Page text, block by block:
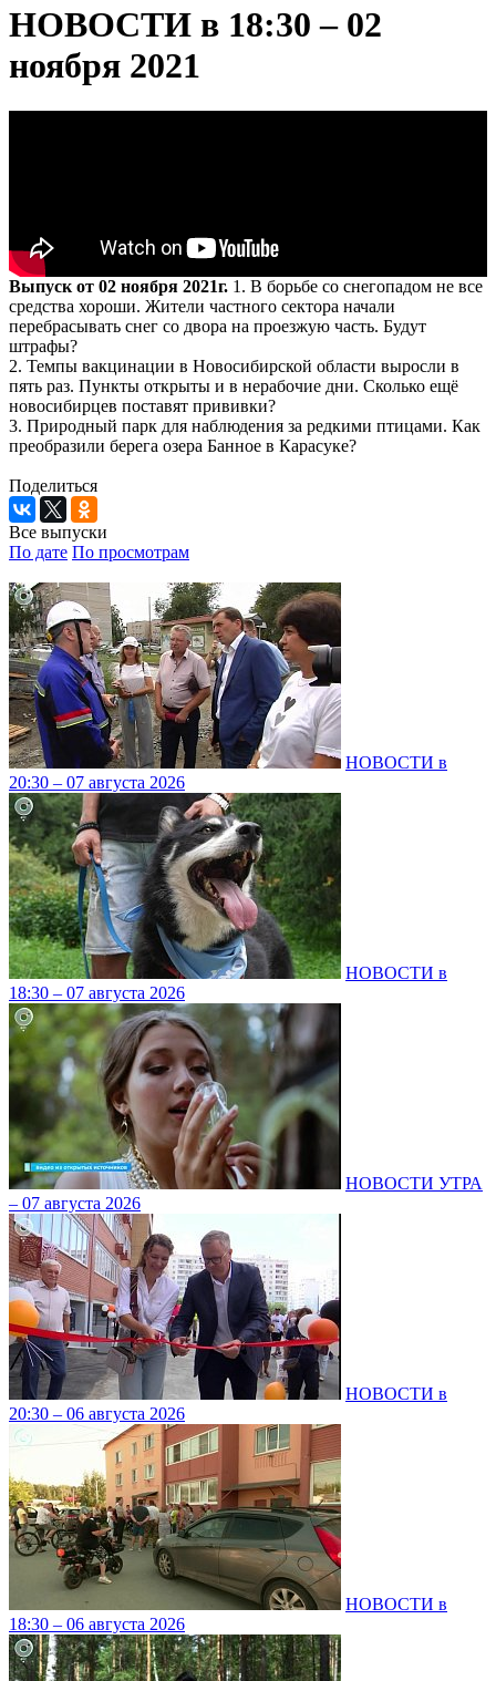
НОВОСТИ в 18:30 – 02
ноября 2021
Выпуск от 02 ноября 2021г. 1. В борьбе со снегопадом не все
средства хороши. Жители частного сектора начали
перебрасывать снег со двора на проезжую часть. Будут
штрафы?
2. Темпы вакцинации в Новосибирской области выросли в
пять раз. Пункты открыты и в нерабочие дни. Сколько ещё
новосибирцев поставят прививки?
3. Природный парк для наблюдения за редкими птицами. Как
преобразили берега озера Банное в Карасуке?
Поделиться
Все выпуски
По дате По просмотрам
НОВОСТИ в
20:30 – 07 августа 2026
НОВОСТИ в
18:30 – 07 августа 2026
НОВОСТИ УТРА
– 07 августа 2026
НОВОСТИ в
20:30 – 06 августа 2026
НОВОСТИ в
18:30 – 06 августа 2026